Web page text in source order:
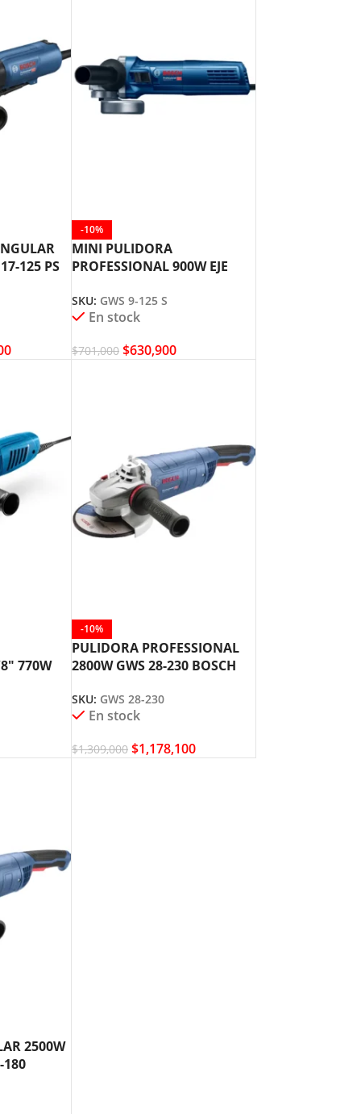
125 PS
-10%
MINI PULIDORA
PROFESSIONAL 900W EJE
SKU: GWS 9-125 S
En stock
$701,000 $630,900
770W
-10%
PULIDORA PROFESSIONAL
2800W GWS 28-230 BOSCH
SKU: GWS 28-230
En stock
$1,309,000 $1,178,100
2500W
180